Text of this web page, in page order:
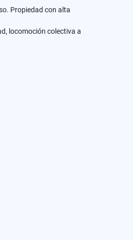
Propiedad con alta
locomoción colectiva a